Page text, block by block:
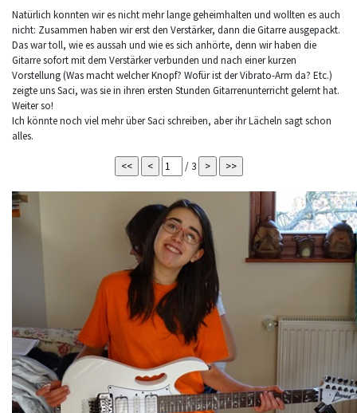
Natürlich konnten wir es nicht mehr lange geheimhalten und wollten es auch
nicht: Zusammen haben wir erst den Verstärker, dann die Gitarre ausgepackt.
Das war toll, wie es aussah und wie es sich anhörte, denn wir haben die
Gitarre sofort mit dem Verstärker verbunden und nach einer kurzen
Vorstellung (Was macht welcher Knopf? Wofür ist der Vibrato-Arm da? Etc.)
zeigte uns Saci, was sie in ihren ersten Stunden Gitarrenunterricht gelernt hat.
Weiter so!
Ich könnte noch viel mehr über Saci schreiben, aber ihr Lächeln sagt schon
alles.
/ 3